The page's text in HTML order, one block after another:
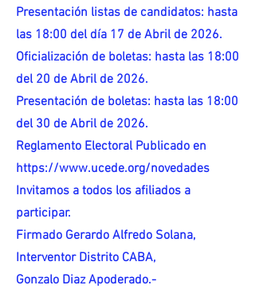
Presentación listas de candidatos: hasta
las 18:00 del día 17 de Abril de 2026.
Oficialización de boletas: hasta las 18:00
del 20 de Abril de 2026.
Presentación de boletas: hasta las 18:00
del 30 de Abril de 2026.
Reglamento Electoral Publicado en
https://www.ucede.org/novedades
Invitamos a todos los afiliados a
participar.
Firmado Gerardo Alfredo Solana,
Interventor Distrito CABA,
Gonzalo Diaz Apoderado.-